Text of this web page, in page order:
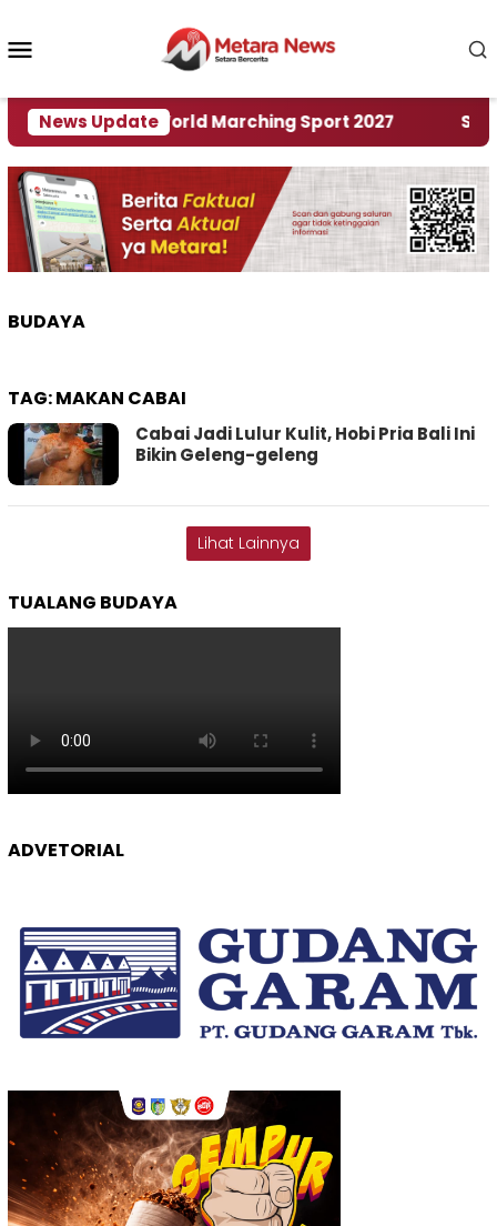
konten
News Update
Rumah World Marching Sport 2027 ‎Soal
BUDAYA
TAG:MAKAN CABAI
Cabai Jadi Lulur Kulit, Hobi Pria Bali Ini
Bikin Geleng-geleng
Lihat Lainnya
TUALANG BUDAYA
ADVETORIAL